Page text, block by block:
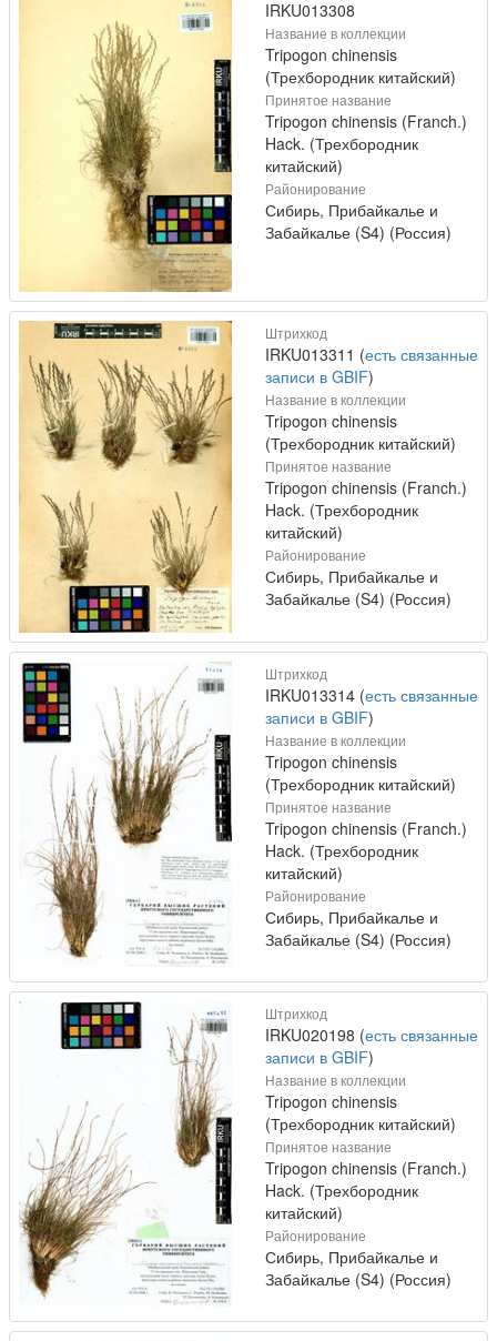
IRKU013308
Название в коллекции
Tripogon chinensis
(Трехбородник китайский)
Принятое название
Tripogon chinensis (Franch.)
Hack. (Трехбородник
китайский)
Районирование
Сибирь, Прибайкалье и
Забайкалье (S4) (Россия)
Штрихкод
IRKU013311 (есть связанные
записи в GBIF)
Название в коллекции
Tripogon chinensis
(Трехбородник китайский)
Принятое название
Tripogon chinensis (Franch.)
Hack. (Трехбородник
китайский)
Районирование
Сибирь, Прибайкалье и
Забайкалье (S4) (Россия)
Штрихкод
IRKU013314 (есть связанные
записи в GBIF)
Название в коллекции
Tripogon chinensis
(Трехбородник китайский)
Принятое название
Tripogon chinensis (Franch.)
Hack. (Трехбородник
китайский)
Районирование
Сибирь, Прибайкалье и
Забайкалье (S4) (Россия)
Штрихкод
IRKU020198 (есть связанные
записи в GBIF)
Название в коллекции
Tripogon chinensis
(Трехбородник китайский)
Принятое название
Tripogon chinensis (Franch.)
Hack. (Трехбородник
китайский)
Районирование
Сибирь, Прибайкалье и
Забайкалье (S4) (Россия)